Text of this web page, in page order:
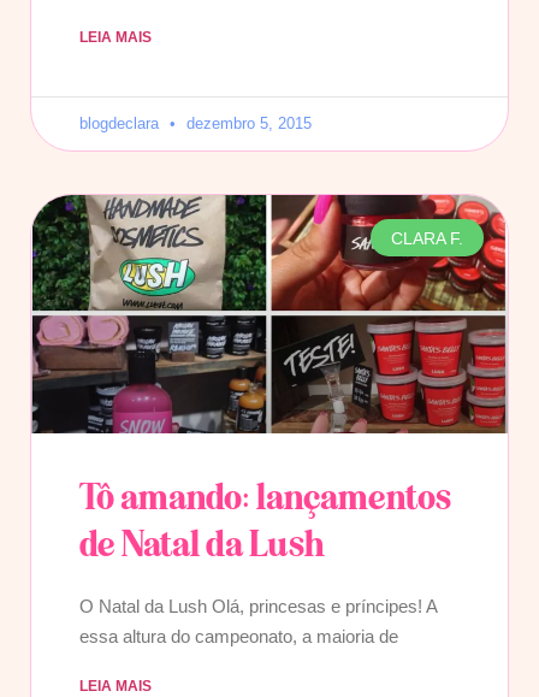
LEIA MAIS
blogdeclara dezembro 5, 2015
CLARA F.
Tô amando: lançamentos
de Natal da Lush
O Natal da Lush Olá, princesas e príncipes! A
essa altura do campeonato, a maioria de
LEIA MAIS